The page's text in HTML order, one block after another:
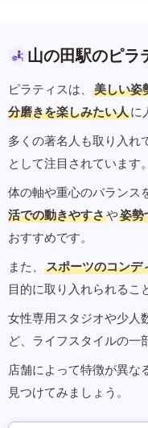
山の田駅のピラ
ピラティスは、 美しい姿
分磨きを楽しみたい人に
多くの著名人も取り入れ
として注目されています。
体の軸や重心のバランス
活での動きやすさや姿勢
おすすめです。
また、
スポーツのコンデ
目的に取り入れられるこ
女性専用スタジオや少人
ど、ライフスタイルの一
店舗によって特徴が異な
見つけてみましょう。